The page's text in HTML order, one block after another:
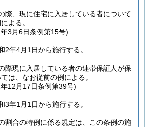
際、現に住宅に入居している者について
よる。
3月6日条例第15号)
2年4月1日から施行する。
際現に入居している者の連帯保証人が保
は、なお従前の例による。
12月17日条例第39号)
3年1月1日から施行する。
割合の特例に係る規定は、この条例の施